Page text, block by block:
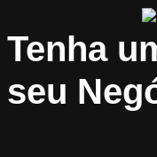
Tenha
seu